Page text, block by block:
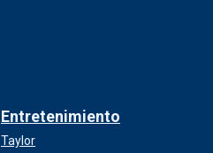
Entretenimiento
Taylor